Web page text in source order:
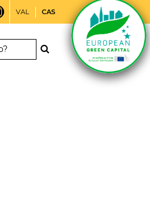
VAL CAS